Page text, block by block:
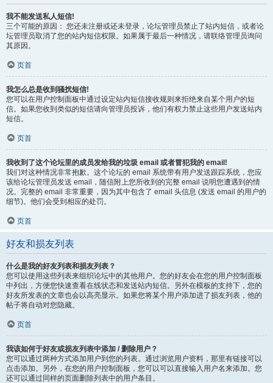
我不能发送私人短信!
三个可能的原因： 您还未注册或还未登录，论坛管理员禁止了站内短信，或者论
坛管理员取消了您的站内短信权限。如果属于最后一种情况，请联络管理员询问
其原因。
页首
我怎么总是收到骚扰短信!
您可以在用户控制面板中通过设定站内短信接收规则来拒绝来自某个用户的短
信。如果您收到类似的短信请向管理员投诉，他们有权力禁止这些用户发送站内
短信。
页首
我收到了这个论坛里的成员发给我的垃圾 email 或者冒犯我的 email!
我们对这种情况非常抱歉。这个论坛的 email 系统带有用户发送跟踪系统，您应
该给论坛管理员发送 email，随信附上您所收到的完整 email 说明您遭遇到的情
况。完整的 email 非常重要，因为其中包含了 email 头信息 (发送 email 的用户的
细节)。他们会受到相应的处罚。
页首
好友和损友列表
什么是我的好友列表和损友列表？
您可以使用这些列表来组织论坛中的其他用户。您的好友会在您的用户控制面板
中列出，方便您快速查看在线状态和发送站内短信。另外在模板的支持下，您的
好友所发表的文章也会以高亮显示。如果您将某个用户添加进了损友列表，他的
帖子将自动对您隐藏。
页首
我该如何于好友或损友列表中添加 / 删除用户？
您可以通过两种方式添加用户到您的列表。通过浏览用户资料，那里有链接可以
点击添加。另外，在您的用户控制面板，您可以可以直接输入用户名来添加。您
还可以通过同样的页面删除列表中的用户条目。